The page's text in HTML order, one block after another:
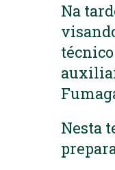
Na
Nesta